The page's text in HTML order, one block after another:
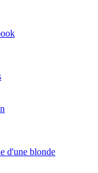
d'une blonde